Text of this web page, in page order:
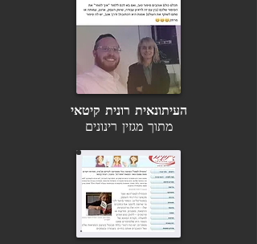
העיתונאית רונית קיטאי
מתוך מגזין רינונים